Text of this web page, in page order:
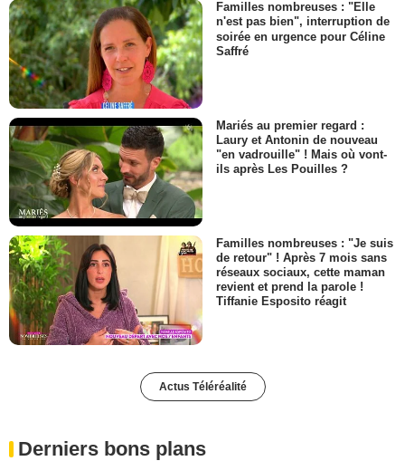
Familles nombreuses : "Elle
n'est pas bien", interruption de
soirée en urgence pour Céline
Saffré
Mariés au premier regard :
Laury et Antonin de nouveau
"en vadrouille" ! Mais où vont-
ils après Les Pouilles ?
Familles nombreuses : "Je suis
de retour" ! Après 7 mois sans
réseaux sociaux, cette maman
revient et prend la parole !
Tiffanie Esposito réagit
Actus Téléréalité
Derniers bons plans